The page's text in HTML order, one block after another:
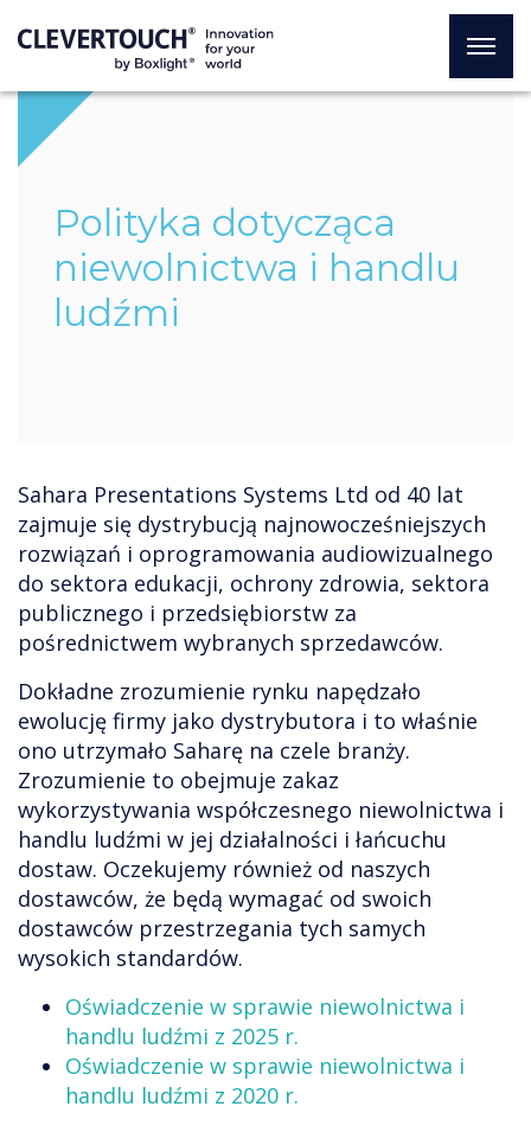
Polityka dotycząca
niewolnictwa i handlu
ludźmi
Sahara Presentations Systems Ltd od 40 lat
zajmuje się dystrybucją najnowocześniejszych
rozwiązań i oprogramowania audiowizualnego
do sektora edukacji, ochrony zdrowia, sektora
publicznego i przedsiębiorstw za
pośrednictwem wybranych sprzedawców.
Dokładne zrozumienie rynku napędzało
ewolucję firmy jako dystrybutora i to właśnie
ono utrzymało Saharę na czele branży.
Zrozumienie to obejmuje zakaz
wykorzystywania współczesnego niewolnictwa i
handlu ludźmi w jej działalności i łańcuchu
dostaw. Oczekujemy również od naszych
dostawców, że będą wymagać od swoich
dostawców przestrzegania tych samych
wysokich standardów.
Oświadczenie w sprawie niewolnictwa i
handlu ludźmi z 2025 r.
Oświadczenie w sprawie niewolnictwa i
handlu ludźmi z 2020 r.